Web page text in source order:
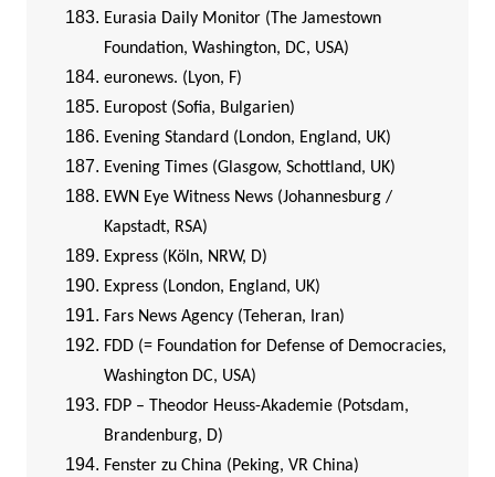
Eurasia Daily Monitor (The Jamestown
Foundation, Washington, DC, USA)
euronews. (Lyon, F)
Europost (Sofia, Bulgarien)
Evening Standard (London, England, UK)
Evening Times (Glasgow, Schottland, UK)
EWN Eye Witness News (Johannesburg /
Kapstadt, RSA)
Express (Köln, NRW, D)
Express (London, England, UK)
Fars News Agency (Teheran, Iran)
FDD (= Foundation for Defense of Democracies,
Washington DC, USA)
FDP – Theodor Heuss-Akademie (Potsdam,
Brandenburg, D)
Fenster zu China (Peking, VR China)